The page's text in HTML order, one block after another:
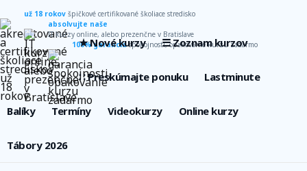
už 18 rokov špičkové certifikované školiace stredisko
absolvujte naše
IT kurzy online, alebo prezenčne v Bratislave
100% garanciaspokojnosti, opakovanie kurzu zadarmo
★ Nové kurzy ☰ Zoznam kurzov
∷ Preskúmajte ponuku Lastminute
Balíky Termíny Videokurzy Online kurzy
Tábory 2026